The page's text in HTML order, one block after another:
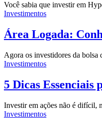
Você sabia que investir em
Investimentos
Área Logada:
Agora os investidores da bolsa
Investimentos
5 Dicas Essenciais
Investir em ações não é difícil,
Investimentos